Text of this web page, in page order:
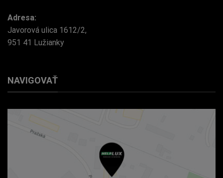
Adresa:
Javorová ulica 1612/2,
951 41 Lužianky
NAVIGOVAŤ